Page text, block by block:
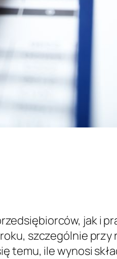
jak i
szczególnie przy
temu, ile wynosi